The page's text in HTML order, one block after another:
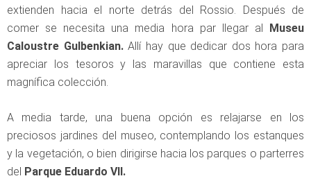
extienden hacia el norte detrás del Rossio. Después de
comer se necesita una media hora par llegar al Museu
Caloustre Gulbenkian.Allí hay que dedicar dos hora para
apreciar los tesoros y las maravillas que contiene esta
magnífica colección.
A media tarde, una buena opción es relajarse en los
preciosos jardines del museo, contemplando los estanques
y la vegetación, o bien dirigirse hacia los parques o parterres
del Parque Eduardo VII.